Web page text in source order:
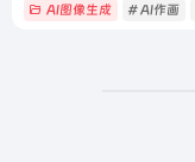
AI图像生成 # AI作画